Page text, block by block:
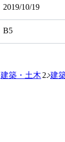
2019/10/19
B5
建築・土木 建